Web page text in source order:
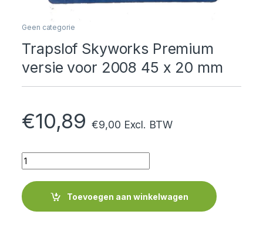
Geen categorie
Trapslof Skyworks Premium
versie voor 2008 45 x 20 mm
€10,89 €9,00 Excl. BTW
Quantity
Toevoegen aan winkelwagen